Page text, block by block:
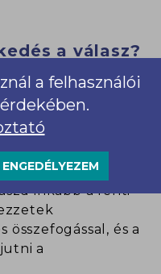
a válasz?
helyzetre, hogy
megoldás.
a
inkább a fenti
és a
a
a felhasználói
ENGEDÉLYEZEM